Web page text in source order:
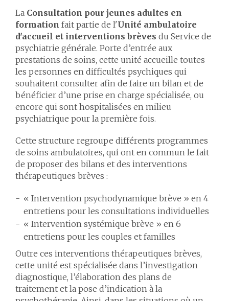
La Consultation pour jeunes adultes en
formation fait partie de l'Unité ambulatoire
d'accueil et interventions brèves du Service de
psychiatrie générale. Porte d’entrée aux
prestations de soins, cette unité accueille toutes
les personnes en difficultés psychiques qui
souhaitent consulter afin de faire un bilan et de
bénéficier d’une prise en charge spécialisée, ou
encore qui sont hospitalisées en milieu
psychiatrique pour la première fois.
Cette structure regroupe différents programmes
de soins ambulatoires, qui ont en commun le fait
de proposer des bilans et des interventions
thérapeutiques brèves :
« Intervention psychodynamique brève » en 4
entretiens pour les consultations individuelles
« Intervention systémique brève » en 6
entretiens pour les couples et familles
Outre ces interventions thérapeutiques brèves,
cette unité est spécialisée dans l’investigation
diagnostique, l’élaboration des plans de
traitement et la pose d’indication à la